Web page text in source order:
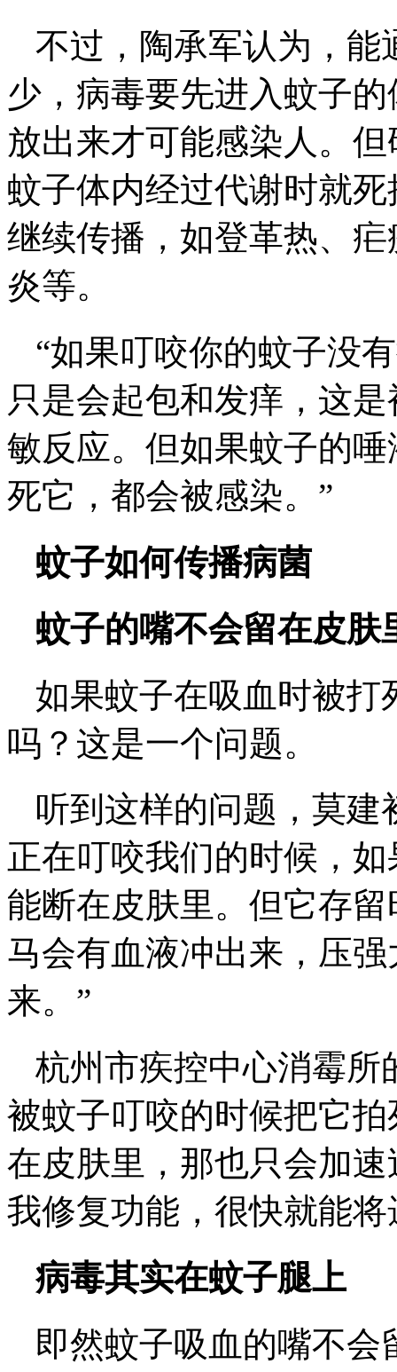
不过，陶承军认为，能
少，病毒要先进入蚊子
放出来才可能感染人。
蚊子体内经过代谢时就
继续传播，如登革热、
炎等。
“如果叮咬你的蚊子没
只是会起包和发痒，这
敏反应。但如果蚊子的
死它，都会被感染。”
蚊子如何传播病菌
蚊子的嘴不会留在皮肤
如果蚊子在吸血时被打
吗？这是一个问题。
听到这样的问题，莫建
正在叮咬我们的时候，
能断在皮肤里。但它存
马会有血液冲出来，压
来。”
杭州市疾控中心消霉所
被蚊子叮咬的时候把它
在皮肤里，那也只会加
我修复功能，很快就能将
病毒其实在蚊子腿上
即然蚊子吸血的嘴不